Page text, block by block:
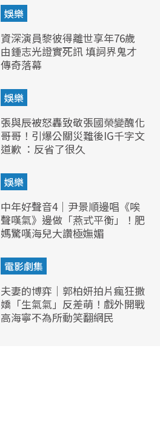
娛樂
資深演員黎彼得離世享年76歲
由鍾志光證實死訊 填詞界鬼才
傳奇落幕
娛樂
張與辰被怒轟致敬張國榮變醜化
哥哥！引爆公關災難後IG千字文
道歉 ：反省了很久
娛樂
中年好聲音4｜尹景順邊唱《唉
聲嘆氣》邊做「燕式平衡」！肥
媽驚嘆海兒大讚極嫵媚
電影劇集
夫妻的博弈｜郭柏妍拍片瘋狂撒
嬌「生氣氣」反差萌！戲外開戰
高海寧不為所動笑翻網民